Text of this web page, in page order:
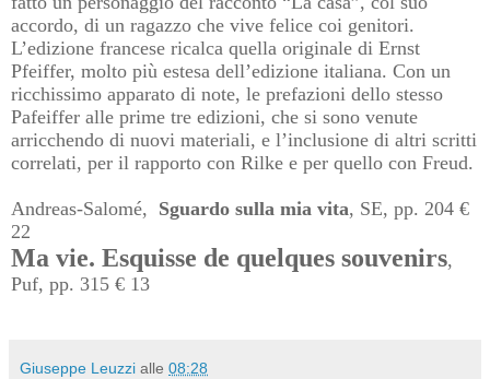
accordo, di un ragazzo che vive felice coi genitori.
L’edizione francese ricalca quella originale di Ernst
Pfeiffer, molto più estesa dell’edizione italiana. Con un
ricchissimo apparato di note, le prefazioni dello stesso
Pafeiffer alle prime tre edizioni, che si sono venute
arricchendo di nuovi materiali, e l’inclusione di altri scritti
correlati, per il rapporto con Rilke e per quello con Freud.
Andreas-Salomé, Sguardo sulla mia vita, SE, pp. 204 €
22
Ma vie. Esquisse de quelques souvenirs,
Puf, pp. 315 € 13
Giuseppe Leuzzi alle 08:28